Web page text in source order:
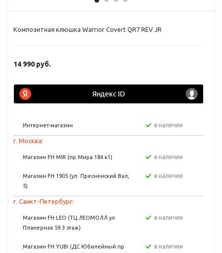
Композитная клюшка Warrior Covert QR7 REV JR
14 990 руб.
Интернет-магазин в наличии
г. Москва:
Магазин FH MIR (пр Мира 184 к1) в наличии
Магазин FH 1905 (ул. Пресненский Вал,
5)
в наличии
г. Санкт-Петербург:
Магазин FH LEO (ТЦ ЛЕОМОЛЛ ул
Планерная 59 3 этаж)
в наличии
Магазин FH YUBI (ДС Юбилейный пр
в наличии